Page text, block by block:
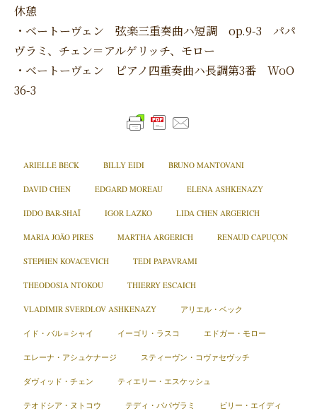
休憩
・ベートーヴェン 弦楽三重奏曲ハ短調 op.9-3 パパ
ヴラミ、チェン＝アルゲリッチ、モロー
・ベートーヴェン ピアノ四重奏曲ハ長調第3番 WoO
36-3
ARIELLE BECK BILLY EIDI BRUNO MANTOVANI
DAVID CHEN EDGARD MOREAU ELENA ASHKENAZY
IDDO BAR-SHAÏ IGOR LAZKO LIDA CHEN ARGERICH
MARIA JOÃO PIRES MARTHA ARGERICH RENAUD CAPUÇON
STEPHEN KOVACEVICH TEDI PAPAVRAMI
THEODOSIA NTOKOU THIERRY ESCAICH
VLADIMIR SVERDLOV ASHKENAZY アリエル・ベック
イド・バル＝シャイ イーゴリ・ラスコ エドガー・モロー
エレーナ・アシュケナージ スティーヴン・コヴァセヴッチ
ダヴィッド・チェン ティエリー・エスケッシュ
テオドシア・ヌトコウ テディ・パパヴラミ ビリー・エイディ